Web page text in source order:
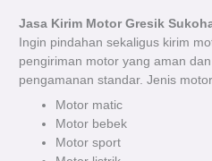
Jasa Kirim Motor Gresik
Ingin pindahan sekaligus kirim
pengiriman motor yang aman
pengamanan standar. Jenis
Motor matic
Motor bebek
Motor sport